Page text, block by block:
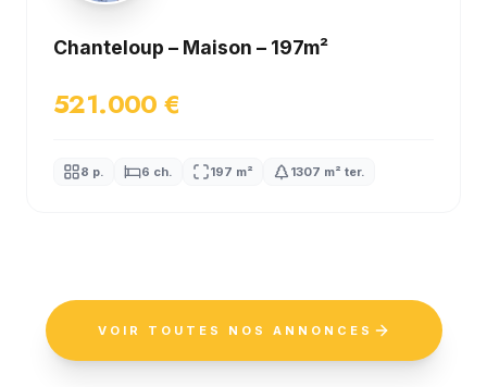
Chanteloup – Maison – 197m²
521.000 €
8 p. 6 ch. 197 m² 1307 m² ter.
VOIR TOUTES NOS ANNONCES